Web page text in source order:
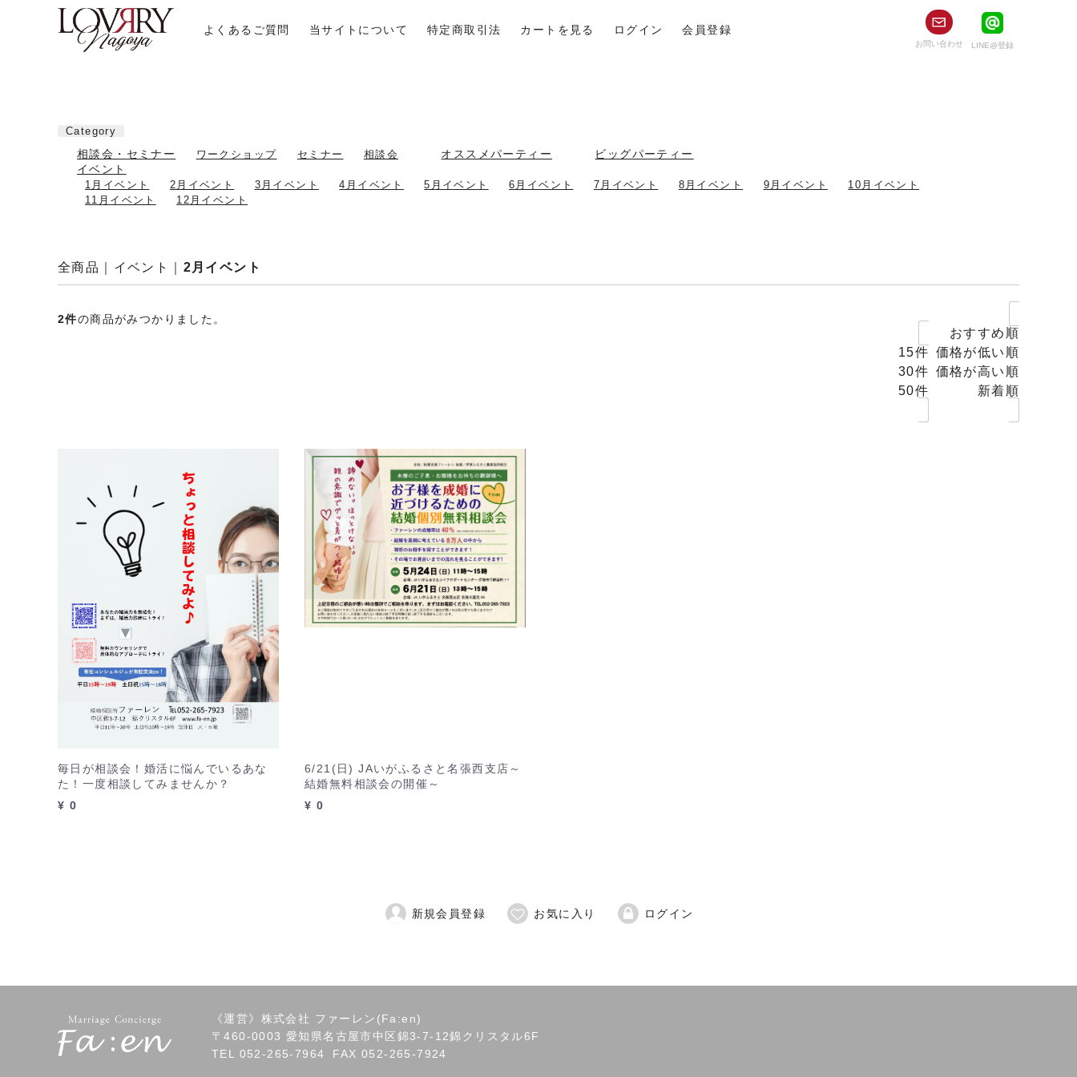
よくあるご質問 当サイトについて 特定商取引法 カートを見る ログイン 会員登録
LINE@登録
お問い合わせ
Category
相談会・セミナー ワークショップ セミナー 相談会 オススメパーティー
ビッグパーティー
イベント
1月イベント 2月イベント 3月イベント 4月イベント 5月イベント 6月イベント 7月イベント 8月イベント 9月イベント
10月イベント
11月イベント
12月イベント
全商品 イベント 2月イベント
2件の商品がみつかりました。
毎日が相談会！婚活に悩んでいるあな
た！一度相談してみませんか？
¥ 0
6/21(日) JAいがふるさと名張西支店～
結婚無料相談会の開催～
¥ 0
新規会員登録 お気に入り ログイン
《運営》株式会社 ファーレン(Fa:en)
〒460-0003 愛知県名古屋市中区錦3-7-12錦クリスタル6F
TEL 052-265-7964 FAX 052-265-7924